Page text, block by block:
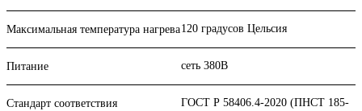
Максимальная температура нагрева120 градусов Цельсия
Питание сеть 380В
Стандарт соответствия
ГОСТ Р 58406.4-2020 (ПНСТ 185-